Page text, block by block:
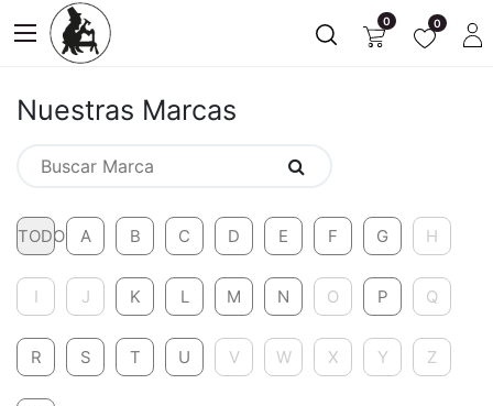
0 0
Nuestras Marcas
TODO A B C D E F G H
I J K L M N O P Q
R S T U V W X Y Z